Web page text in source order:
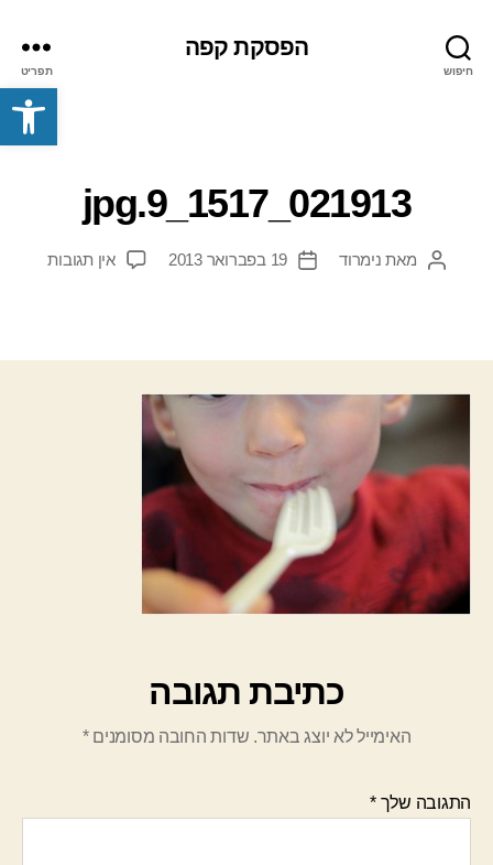
פתח סרגל נגישות
חיפוש
הפסקת קפה
תפריט
021913_1517_9.jpg
המחבר
מאת נימרוד
תאריך
19 בפברואר 2013 אין תגובותעל
כתיבת תגובה
האימייל לא יוצג באתר. שדות החובה מסומנים*
התגובה שלך*